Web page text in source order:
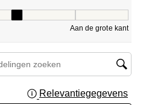
Aan de grote kant
zoeken per regio
Relevantiegegevens